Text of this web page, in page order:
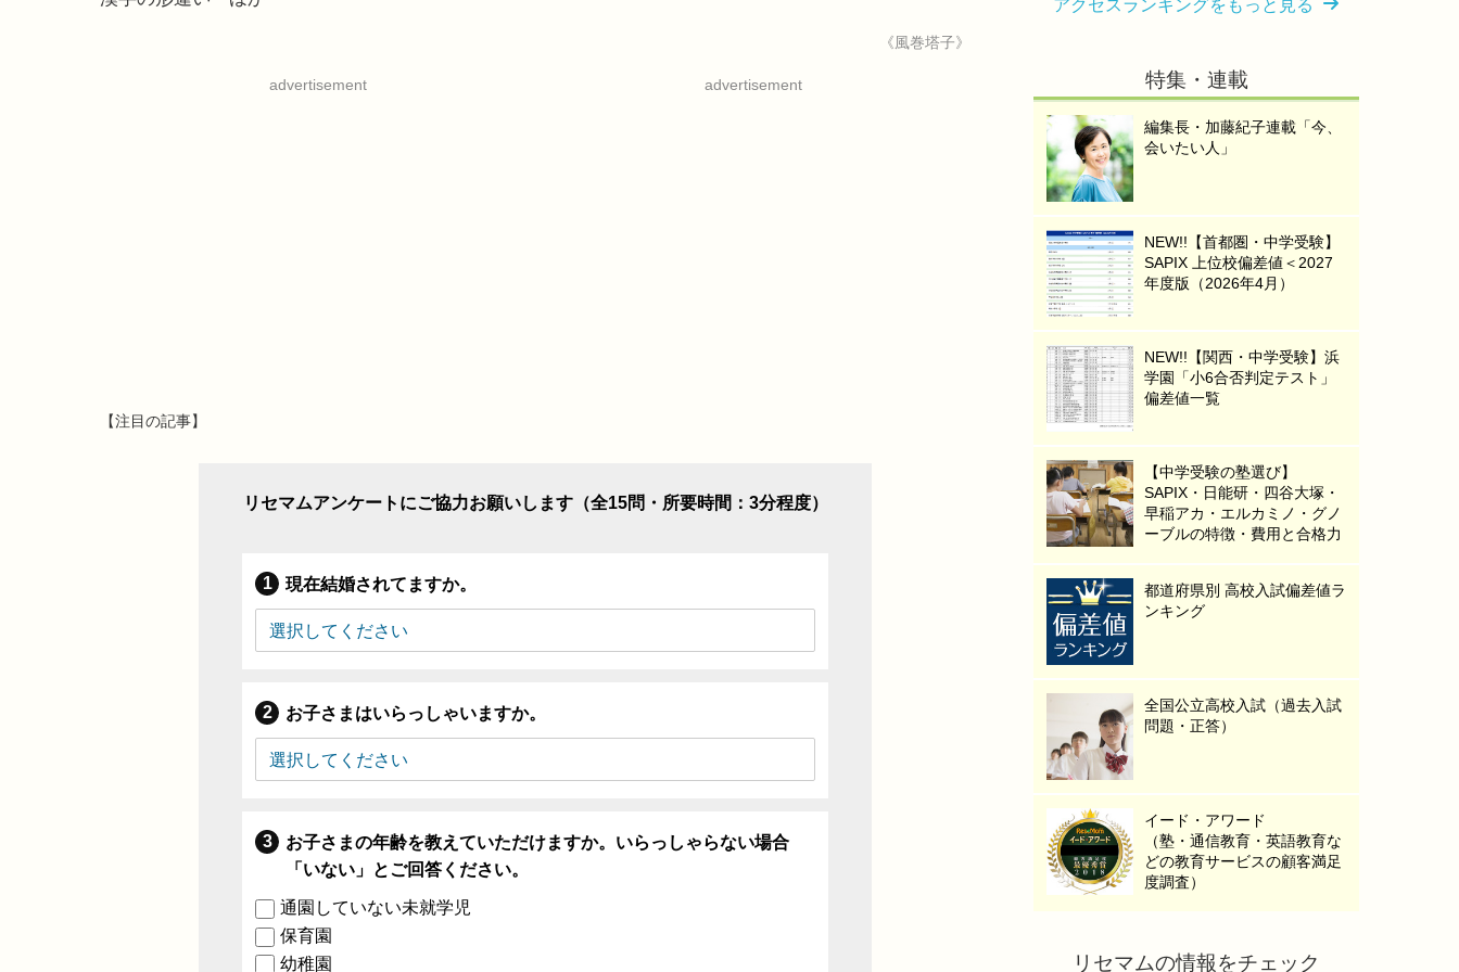
《風巻塔子》
advertisement advertisement
【注目の記事】
リセマムアンケートにご協力お願いします（全15問・所要時間：3分程度）
現在結婚されてますか。
お子さまはいらっしゃいますか。
お子さまの年齢を教えていただけますか。いらっしゃらない場合
「いない」とご回答ください。
通園していない未就学児
保育園
幼稚園
アクセスランキングをもっと見る
特集・連載
編集長・加藤紀子連載「今、
会いたい人」
NEW!!【首都圏・中学受験】
SAPIX 上位校偏差値＜2027
年度版（2026年4月）
NEW!!【関西・中学受験】浜
学園「小6合否判定テスト」
偏差値一覧
【中学受験の塾選び】
SAPIX・日能研・四谷大塚・
早稲アカ・エルカミノ・グノ
ーブルの特徴・費用と合格力
都道府県別 高校入試偏差値ラ
ンキング
全国公立高校入試（過去入試
問題・正答）
イード・アワード
（塾・通信教育・英語教育な
どの教育サービスの顧客満足
度調査）
リセマムの情報をチェック